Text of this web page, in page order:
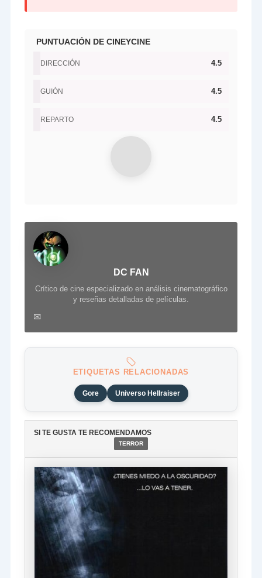
PUNTUACIÓN DE CINEYCINE
DIRECCIÓN 4.5
GUIÓN 4.5
REPARTO 4.5
DC FAN
Crítico de cine especializado en análisis cinematográfico
y reseñas detalladas de películas.
✉
ETIQUETAS RELACIONADAS
Gore Universo Hellraiser
SI TE GUSTA TE RECOMENDAMOS
TERROR